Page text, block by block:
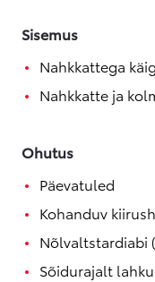
Sisemus
Nahkkattega
Nahkkatte ja
Ohutus
Päevatuled
Kohanduv
Nõlvaltstardiabi
Sõidurajalt